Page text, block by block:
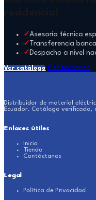
Asesoría técnica
Transferencia
Despacho a nivel
Ver catálogo Contáctanos
Distribuidor de material
Ecuador. Catálogo verificado,
Enlaces útiles
Inicio
Tienda
Contáctanos
Legal
Política de Privacidad